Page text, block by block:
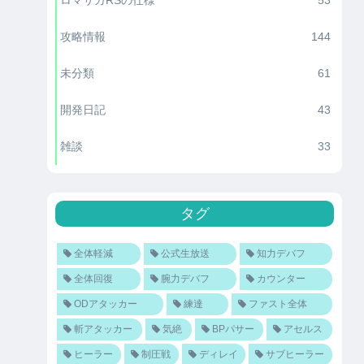
攻略情報 144
未分類 61
開発日記 43
雑談 33
タグ
全体軽減 公式生放送 知力デバフ
全体回復 腕力デバフ カウンター
ODアタッカー 練達 ファスト全体
斬アタッカー 気絶 BPパサー アセルス
ヒーラー 制圧戦 ディレイ サブヒーラー